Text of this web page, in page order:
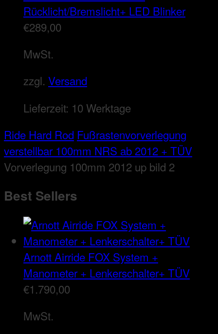
Rücklicht/Bremslicht+ LED Blinker
€289,00
MwSt.
zzgl. Versand
Lieferzeit: 10 Werktage
Ride Hard Rod Fußrastenvorverlegung
verstellbar 100mm NRS ab 2012 + TÜV
Vorverlegung 100mm 2012 up bild 2
Best Sellers
Arnott Airride FOX System +
Manometer + Lenkerschalter+ TÜV
€1.790,00
MwSt.